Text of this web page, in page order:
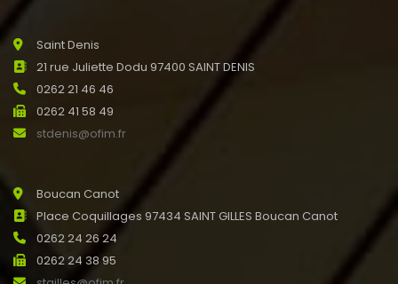
Saint Denis
21 rue Juliette Dodu 97400 SAINT DENIS
0262 21 46 46
0262 41 58 49
stdenis@ofim.fr
Boucan Canot
Place Coquillages 97434 SAINT GILLES Boucan Canot
0262 24 26 24
0262 24 38 95